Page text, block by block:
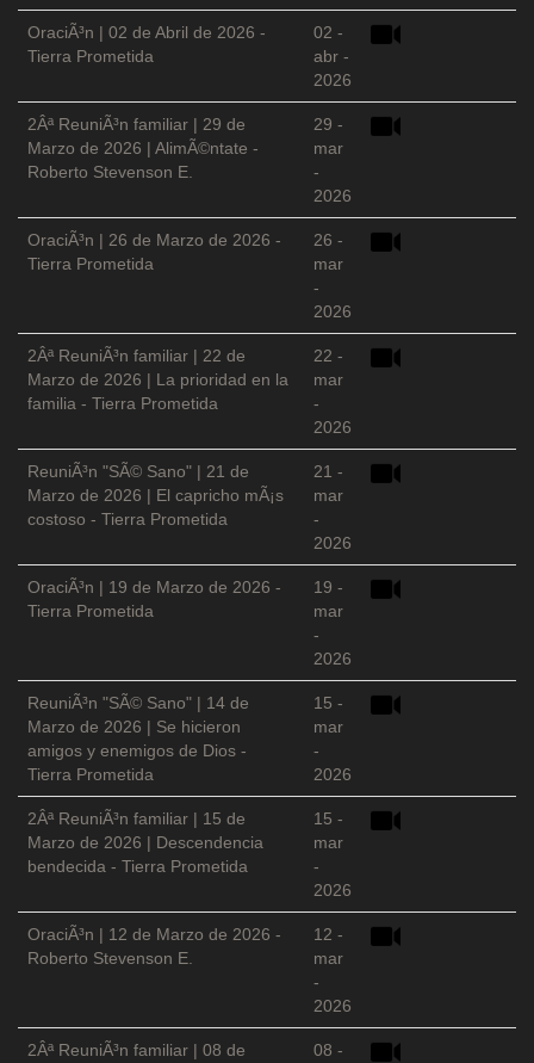
OraciÃ³n | 02 de Abril de 2026 -
Tierra Prometida
02 -
abr -
2026
2Âª ReuniÃ³n familiar | 29 de
Marzo de 2026 | AlimÃ©ntate -
Roberto Stevenson E.
29 -
mar
-
2026
OraciÃ³n | 26 de Marzo de 2026 -
Tierra Prometida
26 -
mar
-
2026
2Âª ReuniÃ³n familiar | 22 de
Marzo de 2026 | La prioridad en la
familia - Tierra Prometida
22 -
mar
-
2026
ReuniÃ³n "SÃ© Sano" | 21 de
Marzo de 2026 | El capricho mÃ¡s
costoso - Tierra Prometida
21 -
mar
-
2026
OraciÃ³n | 19 de Marzo de 2026 -
Tierra Prometida
19 -
mar
-
2026
ReuniÃ³n "SÃ© Sano" | 14 de
Marzo de 2026 | Se hicieron
amigos y enemigos de Dios -
Tierra Prometida
15 -
mar
-
2026
2Âª ReuniÃ³n familiar | 15 de
Marzo de 2026 | Descendencia
bendecida - Tierra Prometida
15 -
mar
-
2026
OraciÃ³n | 12 de Marzo de 2026 -
Roberto Stevenson E.
12 -
mar
-
2026
2Âª ReuniÃ³n familiar | 08 de
08 -